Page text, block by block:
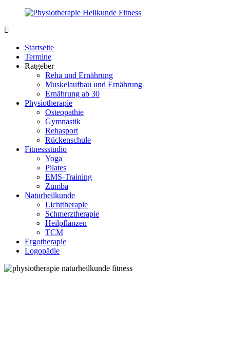
Zurück
Inhalt
Fit.de
Körper
Startseite
Termine
Ratgeber
Reha und Ernährung
Muskelaufbau und Ernährung
Ernährung ab 30
Physiotherapie
Osteopathie
Gymnastik
Rehasport
Rückenschule
Fitnessstudio
Yoga
Pilates
EMS-Training
Zumba
Naturheilkunde
Lichttherapie
Schmerztherapie
Heilpflanzen
TCM
Ergotherapie
Logopädie